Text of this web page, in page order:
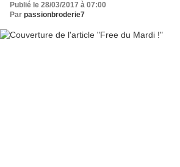
Publié le 28/03/2017 à 07:00
Par passionbroderie7